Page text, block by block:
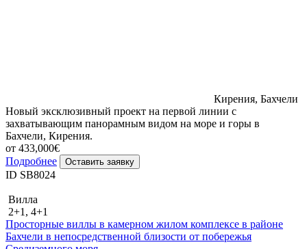
Кирения, Бахчели
Новый эксклюзивный проект на первой линии с
захватывающим панорамным видом на море и горы в
Бахчели, Кирения.
от 433,000€
Подробнее
Оставить заявку
ID SB8024
Вилла
2+1, 4+1
Просторные виллы в камерном жилом комплексе в районе
Бахчели в непосредственной близости от побережья